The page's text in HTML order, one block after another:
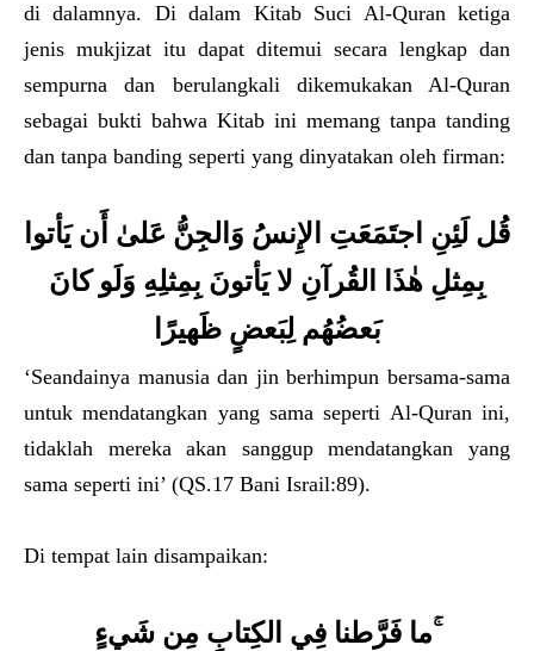
di dalamnya. Di dalam Kitab Suci Al-Quran ketiga
jenis mukjizat itu dapat ditemui secara lengkap dan
sempurna dan berulangkali dikemukakan Al-Quran
sebagai bukti bahwa Kitab ini memang tanpa tanding
dan tanpa banding seperti yang dinyatakan oleh firman:
قُل لَئِنِ اجتَمَعَتِ الإِنسُ وَالجِنُّ عَلىٰ أَن يَأتوا
بِمِثلِ هٰذَا القُرآنِ لا يَأتونَ بِمِثلِهِ وَلَو كانَ
بَعضُهُم لِبَعضٍ ظَهيرًا
‘Seandainya manusia dan jin berhimpun bersama-sama
untuk mendatangkan yang sama seperti Al-Quran ini,
tidaklah mereka akan sanggup mendatangkan yang
sama seperti ini’ (QS.17 Bani Israil:89).
Di tempat lain disampaikan:
ما فَرَّطنا فِي الكِتابِ مِن شَيءٍ ۚ